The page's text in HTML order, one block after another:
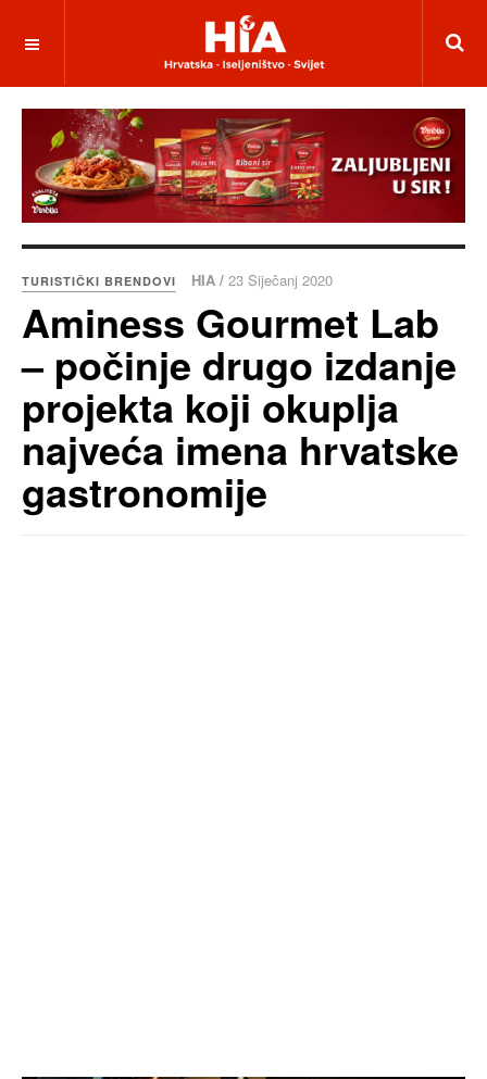
TURISTIČKI BRENDOVI HIA / 23 Siječanj 2020
Aminess Gourmet Lab
– počinje drugo izdanje
projekta koji okuplja
najveća imena hrvatske
gastronomije